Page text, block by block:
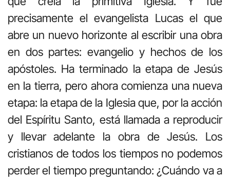
precisamente el evangelista Lucas el que
abre un nuevo horizonte al escribir una obra
en dos partes: evangelio y hechos de los
apóstoles. Ha terminado la etapa de Jesús
en la tierra, pero ahora comienza una nueva
etapa: la etapa de la Iglesia que, por la acción
del Espíritu Santo, está llamada a reproducir
y llevar adelante la obra de Jesús. Los
cristianos de todos los tiempos no podemos
perder el tiempo preguntando: ¿Cuándo va a